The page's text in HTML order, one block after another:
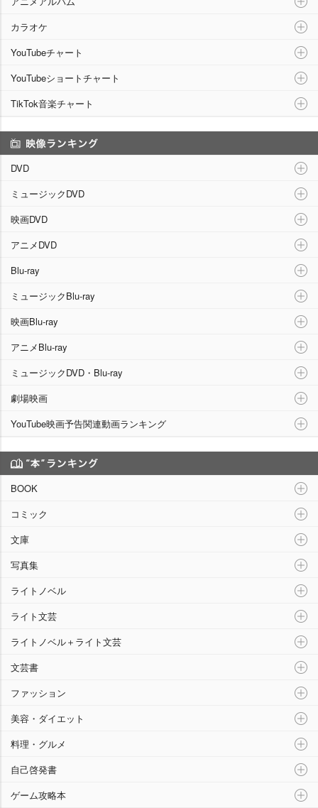
カラオケ
YouTubeチャート
YouTubeショートチャート
TikTok音楽チャート
DVD
ミュージックDVD
映画DVD
アニメDVD
Blu-ray
ミュージックBlu-ray
映画Blu-ray
アニメBlu-ray
ミュージックDVD・Blu-ray
劇場映画
YouTube映画予告関連動画ランキング
BOOK
コミック
文庫
写真集
ライトノベル
ライト文芸
ライトノベル＋ライト文芸
文芸書
ファッション
美容・ダイエット
料理・グルメ
自己啓発書
ゲーム攻略本